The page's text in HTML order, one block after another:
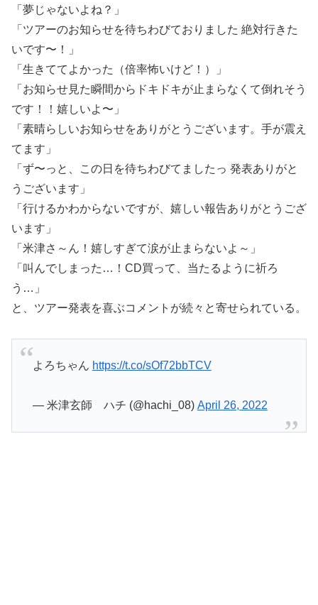
「夢じゃないよね？」
「ツアーのお知らせを待ちわびておりました 絶対行きた
いです〜！」
「生きててよかった（倍率怖いけど！）」
「お知らせ見た瞬間からドキドキが止まらなくて倒れそう
です！！嬉しいよ〜」
「素晴らしいお知らせをありがとうございます。手が震え
てます」
「ず〜っと、この日を待ちわびてましたっ 発表ありがと
うございます」
「行けるかわからないですが、嬉しい報告ありがとうござ
います」
「米津さ～ん！嬉しすぎて涙が止まらないよ～」
「叫んでしまった…！CD買って、当たるように祈ろ
う…」
と、ツアー発表を喜ぶコメントが続々と寄せられている。
よろちゃん https://t.co/sOf72bbTCV
— 米津玄師 ハチ (@hachi_08) April 26, 2022